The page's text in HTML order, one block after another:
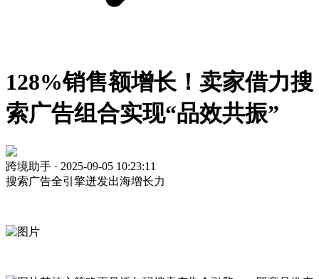
128%销售额增长！卖家借力搜
索广告组合实现“品效共振”
跨境助手 · 2025-09-05 10:23:11
搜索广告全引擎迸发出海增长力